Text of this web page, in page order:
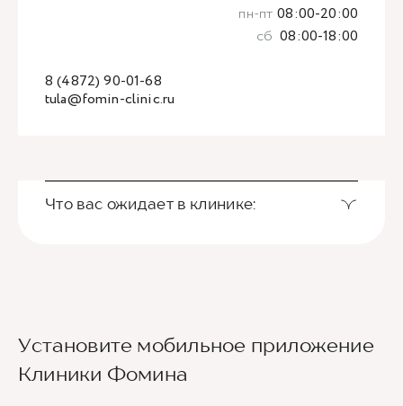
tula@fomin-clinic.ru
8 (4872) 90-01-68
пн-пт 08:00-20:00
сб 08:00-18:00
Что вас ожидает в клинике:
Ведущие врачи региона
Установите мобильное приложение
Клиники Фомина